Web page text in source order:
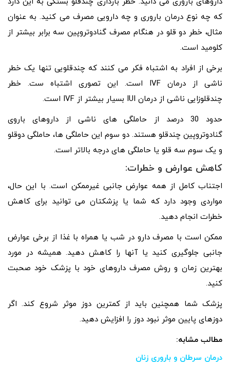
که چه نوع درمان باروری و چه دارویی مصرف می کنید. به عنوان
مثال، خطر دو قلو در هنگام مصرف گنادوتروپین سه برابر بیشتر از
کلومید است.
برخی از افراد به اشتباه فکر می کنند که چندقلویی تنها یک خطر
ناشی از درمان IVF است. این تصوری اشتباه ست. خطر
چندقلوزایی ناشی از درمان IUI بسیار بیشتر از IVF است.
حدود 30 درصد از حاملگی های ناشی از داروهای باروی
گنادوتروپین چندقلو هستند. دو سوم این حاملگی ها، حاملگی دوقلو
و یک سوم سه قلو یا حاملگی های درجه بالاتر است.
کاهش عوارض و خطرات:
اجتناب کامل از همه عوارض جانبی غیرممکن است. با این حال،
مواردی وجود دارد که شما یا پزشکتان می توانید برای کاهش
خطرات انجام دهید.
ممکن است با مصرف دارو در شب یا همراه با غذا از برخی عوارض
جانبی جلوگیری کنید یا آنها را کاهش دهید. همیشه در مورد
بهترین زمان و روش مصرف داروهای خود با پزشک خود صحبت
کنید.
پزشک شما همچنین باید از کمترین دوز موثر شروع کند. اگر
دوزهای پایین موثر نبود دوز را افزایش دهید.
مطالب مشابه:
درمان سرطان و باروری زنان